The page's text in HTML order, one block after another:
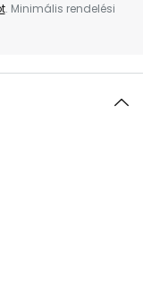
. Minimális rendelési